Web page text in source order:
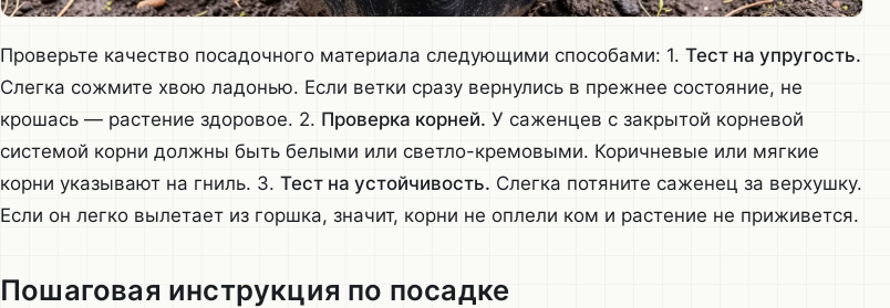
Проверьте качество посадочного материала следующими способами: 1. Тест на упругость.
Слегка сожмите хвою ладонью. Если ветки сразу вернулись в прежнее состояние, не
крошась — растение здоровое. 2. Проверка корней. У саженцев с закрытой корневой
системой корни должны быть белыми или светло-кремовыми. Коричневые или мягкие
корни указывают на гниль. 3. Тест на устойчивость. Слегка потяните саженец за верхушку.
Если он легко вылетает из горшка, значит, корни не оплели ком и растение не приживется.
Пошаговая инструкция по посадке